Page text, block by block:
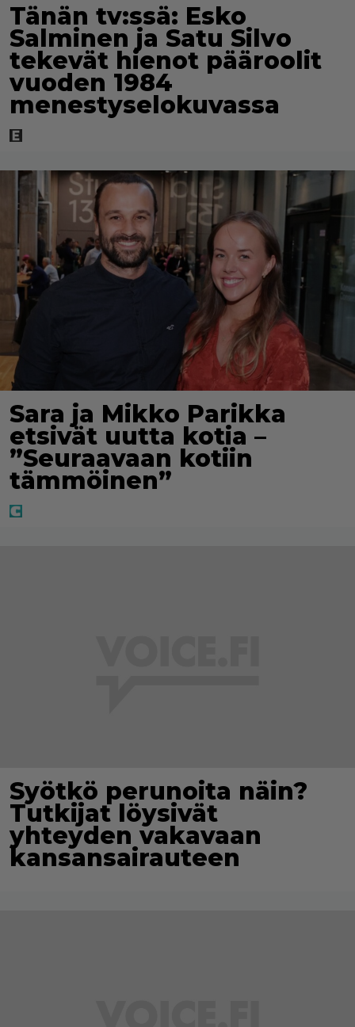
Tänän tv:ssä: Esko
Salminen ja Satu Silvo
tekevät hienot pääroolit
vuoden 1984
menestyselokuvassa
Sara ja Mikko Parikka
etsivät uutta kotia –
”Seuraavaan kotiin
tämmöinen”
Syötkö perunoita näin?
Tutkijat löysivät
yhteyden vakavaan
kansansairauteen